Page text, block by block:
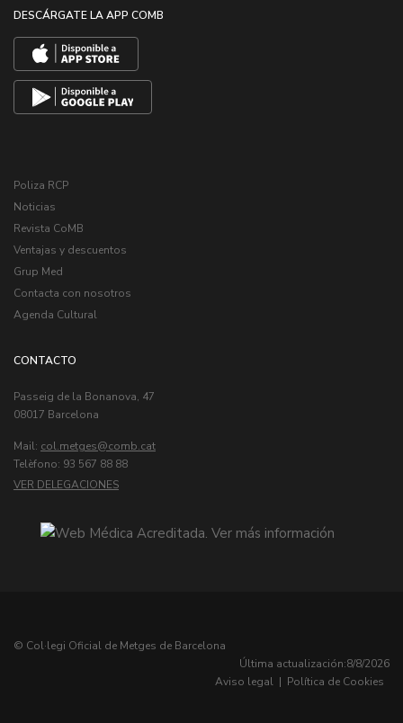
DESCÁRGATE LA APP COMB
Poliza RCP
Noticias
Revista CoMB
Ventajas y descuentos
Grup Med
Contacta con nosotros
Agenda Cultural
CONTACTO
Passeig de la Bonanova, 47
08017 Barcelona
Mail: col.metges
Telèfono: 93 567 88 88
VER DELEGACIONES
© Col·legi Oficial de Metges de Barcelona
Última actualización:8/8/2026
Aviso legal | Política de Cookies